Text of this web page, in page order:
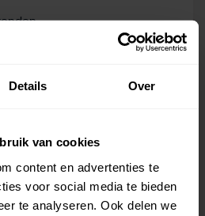
Details Over
van cookies
content en advertenties te
voor social media te bieden
te analyseren. Ook delen we
Inloggen